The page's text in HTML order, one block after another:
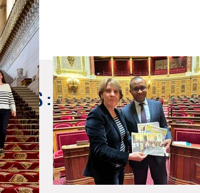
: découvrez le